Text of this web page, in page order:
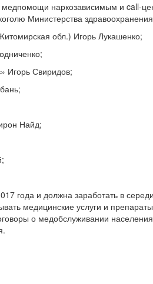
наркозависимым и call-
Министерства
обл.) Игорь Лукашенко;
Игорь Свиридов;
Найд;
года и должна заработать в
медицинские услуги и
о медобслуживании